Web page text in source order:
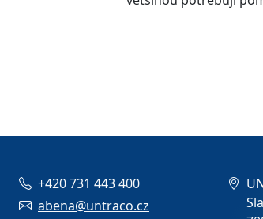
+420 731 443 400
abena@untraco.cz